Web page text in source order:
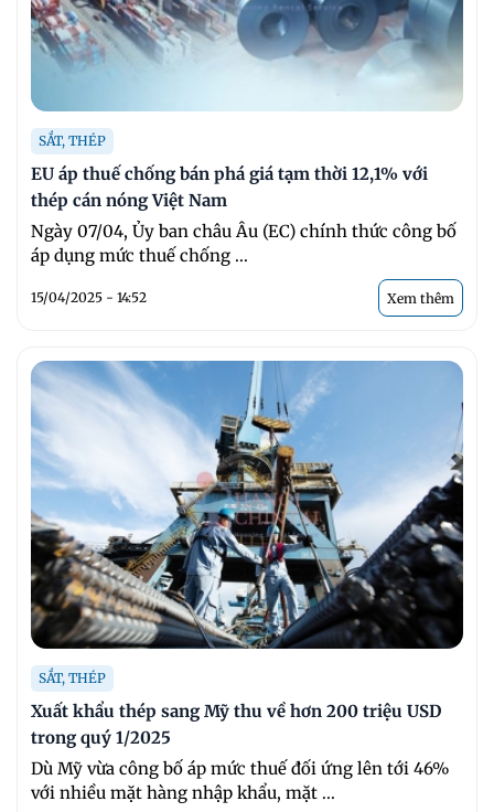
SẮT, THÉP
EU áp thuế chống bán phá giá tạm thời 12,1% với
thép cán nóng Việt Nam
Ngày 07/04, Ủy ban châu Âu (EC) chính thức công bố
áp dụng mức thuế chống ...
15/04/2025 - 14:52 Xem thêm
SẮT, THÉP
Xuất khẩu thép sang Mỹ thu về hơn 200 triệu USD
trong quý 1/2025
Dù Mỹ vừa công bố áp mức thuế đối ứng lên tới 46%
với nhiều mặt hàng nhập khẩu, mặt ...